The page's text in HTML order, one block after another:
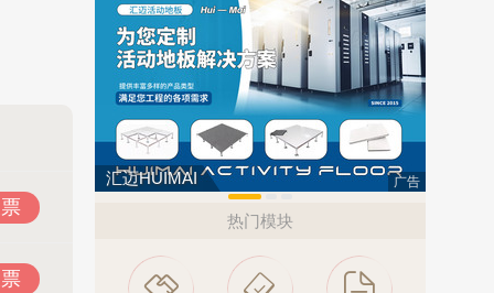
汇迈HUIMAI 广告
热门模块